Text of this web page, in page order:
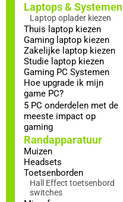
Laptops & Systemen
Laptop oplader kiezen
Thuis laptop kiezen
Gaming laptop kiezen
Zakelijke laptop kiezen
Studie laptop kiezen
Gaming PC Systemen
Hoe upgrade ik mijn
game PC?
5 PC onderdelen met de
meeste impact op
gaming
Randapparatuur
Muizen
Headsets
Toetsenborden
Hall Effect toetsenbord
switches